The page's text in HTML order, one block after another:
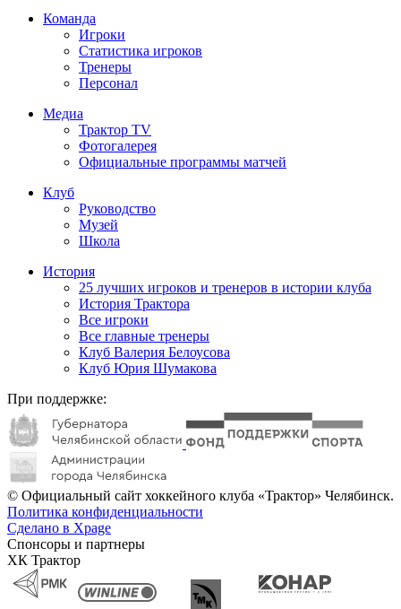
Команда
Игроки
Статистика игроков
Тренеры
Персонал
Медиа
Трактор TV
Фотогалерея
Официальные программы матчей
Клуб
Руководство
Музей
Школа
История
25 лучших игроков и тренеров в истории клуба
История Трактора
Все игроки
Все главные тренеры
Клуб Валерия Белоусова
Клуб Юрия Шумакова
При поддержке:
© Официальный сайт хоккейного клуба «Трактор» Челябинск.
Политика конфиденциальности
Сделано в Xpage
Спонсоры и партнеры
ХК Трактор